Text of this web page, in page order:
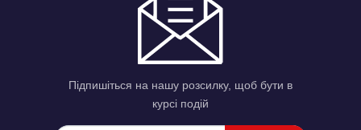
Підпишіться на нашу розсилку, щоб бути в
курсі подій